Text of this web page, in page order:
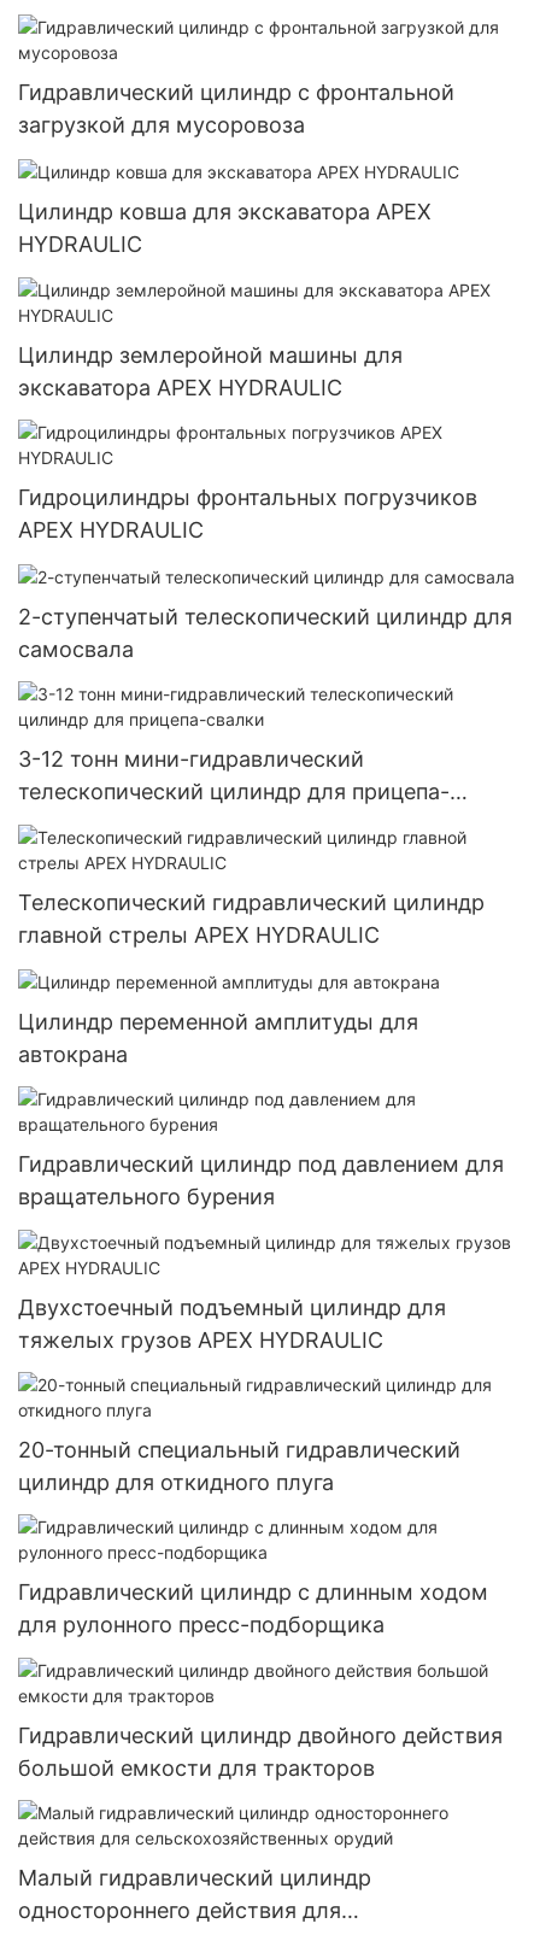
Гидравлический цилиндр с фронтальной
загрузкой для мусоровоза
Цилиндр ковша для экскаватора APEX
HYDRAULIC
Цилиндр землеройной машины для
экскаватора APEX HYDRAULIC
Гидроцилиндры фронтальных погрузчиков
APEX HYDRAULIC
2-ступенчатый телескопический цилиндр для
самосвала
3-12 тонн мини-гидравлический
телескопический цилиндр для прицепа-
свалки
Телескопический гидравлический цилиндр
главной стрелы APEX HYDRAULIC
Цилиндр переменной амплитуды для
автокрана
Гидравлический цилиндр под давлением для
вращательного бурения
Двухстоечный подъемный цилиндр для
тяжелых грузов APEX HYDRAULIC
20-тонный специальный гидравлический
цилиндр для откидного плуга
Гидравлический цилиндр с длинным ходом
для рулонного пресс-подборщика
Гидравлический цилиндр двойного действия
большой емкости для тракторов
Малый гидравлический цилиндр
одностороннего действия для